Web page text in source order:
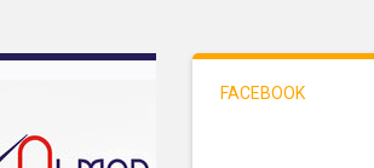
FACEBOOK